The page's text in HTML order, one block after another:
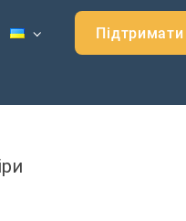
Підтримати